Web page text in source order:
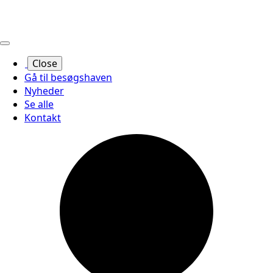
Close
Gå til besøgshaven
Nyheder
Se alle
Kontakt